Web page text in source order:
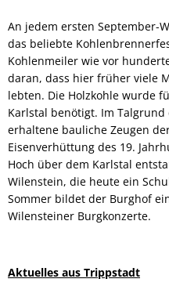
An jedem ersten September-
das beliebte
Kohlenmeiler wie vor
daran, dass hier früher viele
lebten. Die Holzkohle wurde
Karlstal benötigt. Im
erhaltene bauliche Zeugen
Eisenverhüttung des 19.
Hoch über dem Karlstal
Wilenstein, die heute ein
Sommer bildet der Burghof
Wilensteiner Burgkonzerte.
Aktuelles aus Trippstadt